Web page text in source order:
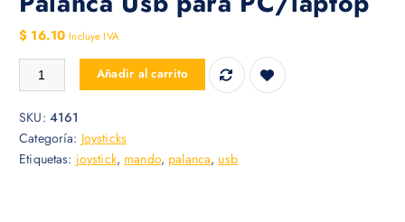
$ 16.10 Incluye IVA
Palanca Usb para PC/laptop cantidad
Añadir al carrito
SKU: 4161
Categoría: Joysticks
Etiquetas: joystick, mando, palanca, usb